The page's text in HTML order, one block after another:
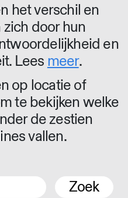
het verschil en
door hun
en
Lees meer.
op locatie of
te bekijken welke
de zestien
vallen.
Zoek